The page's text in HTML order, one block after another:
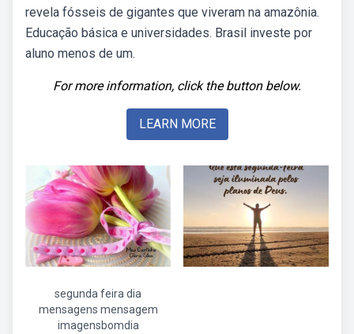
revela fósseis de gigantes que viveram na amazônia.
Educação básica e universidades. Brasil investe por
aluno menos de um.
For more information, click the button below.
LEARN MORE
segunda feira dia
mensagens mensagem
imagensbomdia